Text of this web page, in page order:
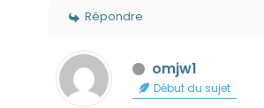
Répondre
omjw1
Début du sujet